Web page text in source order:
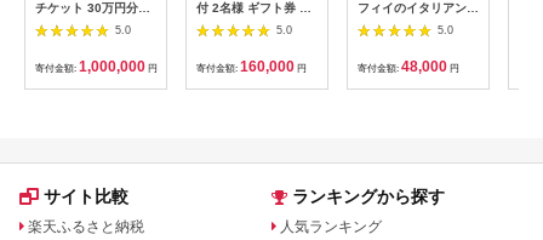
チケット 30万円分
【1360365】
5.0
寄付金額: 1,000,000 円
付 2名様 ギフト券 チ
ケット 券 宿泊 旅行
5.0
寄付金額: 160,000 円
フィイのイタリアンデ
ィナーコースA ペア
5.0
寄付金額: 48,000 円
サイト比較
楽天ふるさと納税
ランキングから探す
人気ランキング